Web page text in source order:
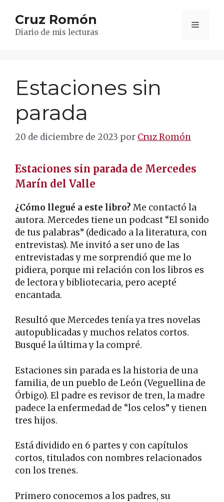
contenido
Cruz Romón
Diario de mis lecturas
Menú
Estaciones sin
parada
20 de diciembre de 2023 por Cruz Romón
Estaciones sin parada de Mercedes
Marín del Valle
¿Cómo llegué a este libro? Me contactó la
autora. Mercedes tiene un podcast “El sonido
de tus palabras” (dedicado a la literatura, con
entrevistas). Me invitó a ser uno de las
entrevistadas y me sorprendió que me lo
pidiera, porque mi relación con los libros es
de lectora y bibliotecaria, pero acepté
encantada.
Resultó que Mercedes tenía ya tres novelas
autopublicadas y muchos relatos cortos.
Busqué la última y la compré.
Estaciones sin parada es la historia de una
familia, de un pueblo de León (Veguellina de
Órbigo). El padre es revisor de tren, la madre
padece la enfermedad de “los celos” y tienen
tres hijos.
Está dividido en 6 partes y con capítulos
cortos, titulados con nombres relacionados
con los trenes.
Primero conocemos a los padres, su